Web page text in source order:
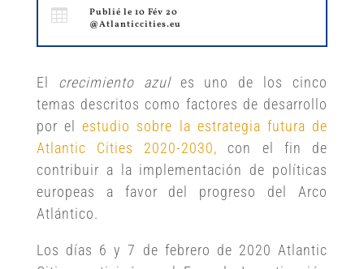

Publié le 10 Fév 20
@Atlanticcities.eu
El crecimiento azules uno de los cinco
temas descritos como factores de desarrollo
por elestudio sobre la estrategia futura de
Atlantic Cities 2020-2030, con el fin de
contribuir a la implementación de políticas
europeas a favor del progreso del Arco
Atlántico.
Los días 6 y 7 de febrero de 2020 Atlantic